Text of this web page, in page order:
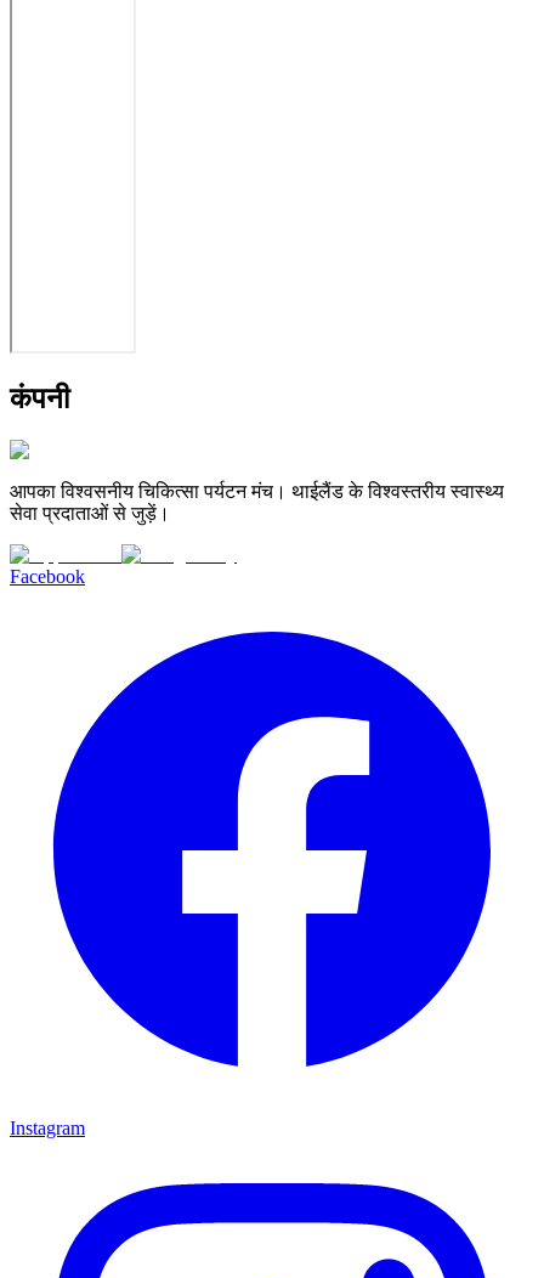
कंपनी
आपका विश्वसनीय चिकित्सा पर्यटन मंच। थाईलैंड के विश्वस्तरीय स्वास्थ्य
सेवा प्रदाताओं से जुड़ें।
Facebook
Instagram